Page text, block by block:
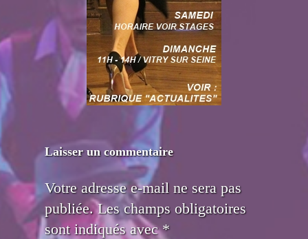
Laisser un commentaire
Votre adresse e-mail ne sera pas
publiée. Les champs obligatoires
sont indiqués avec*